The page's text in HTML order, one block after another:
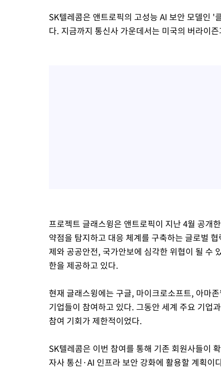
SK텔레콤은 앤트로픽의 고성능 AI 보안 모델인
다. 지금까지 통신사 가운데서는 미국의 버라이
프로젝트 글래스윙은 앤트로픽이 지난 4월 공개
약점을 탐지하고 대응 체계를 구축하는 글로벌
제와 공공안전, 국가안보에 심각한 위협이 될 수
한을 제공하고 있다.
현재 글래스윙에는 구글, 마이크로소프트, 아마
기업들이 참여하고 있다. 그동안 세계 주요 기업
참여 기회가 제한적이었다.
SK텔레콤은 이번 참여를 통해 기존 회원사들이
자사 통신·AI 인프라 보안 강화에 활용할 계획이